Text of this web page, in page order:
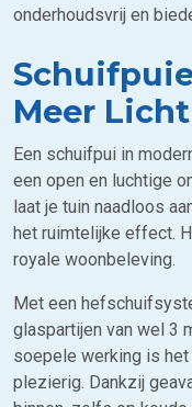
onderhoudsvrij en
Meer
Een schuifpui in
een open en luchtige
laat je tuin naadloos
het ruimtelijke effect.
royale woonbeleving.
Met een
glaspartijen van wel 3
soepele werking is
plezierig. Dankzij